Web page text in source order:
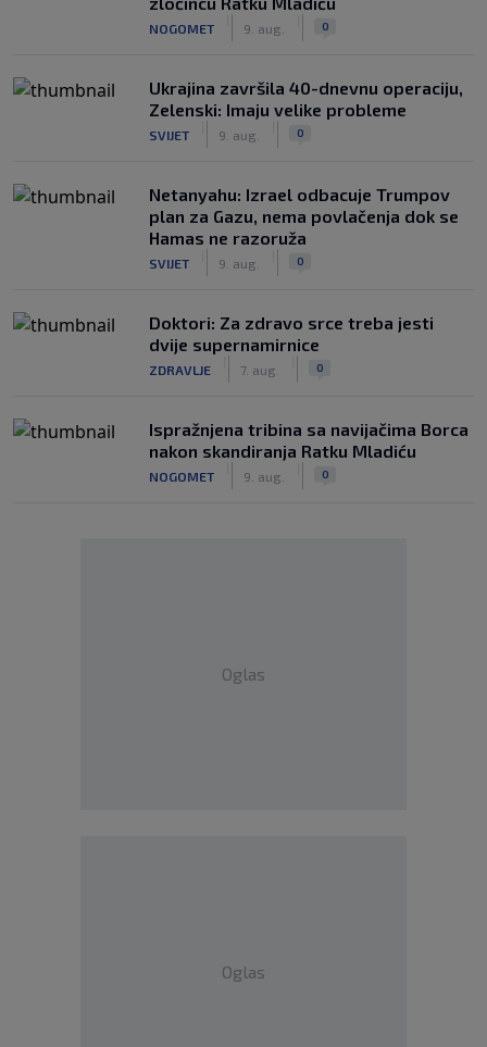
NOGOMET 9. aug. 0
Ukrajina završila 40-dnevnu operaciju,
Zelenski: Imaju velike probleme
SVIJET 9. aug. 0
Netanyahu: Izrael odbacuje Trumpov
plan za Gazu, nema povlačenja dok se
Hamas ne razoruža
SVIJET 9. aug. 0
Doktori: Za zdravo srce treba jesti
dvije supernamirnice
ZDRAVLJE 7. aug. 0
Ispražnjena tribina sa navijačima Borca
nakon skandiranja Ratku Mladiću
NOGOMET 9. aug. 0
Oglas
Oglas